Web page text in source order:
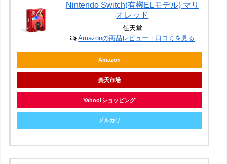
Nintendo Switch(有機ELモデル) マリ
オレッド
任天堂
Amazonの商品レビュー・口コミを見る
Amazon
楽天市場
Yahoo!ショッピング
メルカリ